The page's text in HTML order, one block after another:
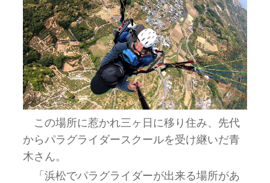
この場所に惹かれ三ヶ日に移り住み、先代
からパラグライダースクールを受け継いだ青
木さん。
「浜松でパラグライダーが出来る場所があ